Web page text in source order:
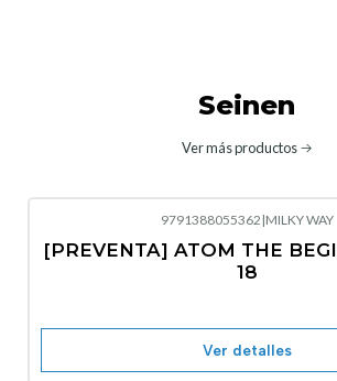
Seinen
Ver más productos
9791388055362 |MILKY WAY
[PREVENTA] ATOM THE
18
Ver detalles